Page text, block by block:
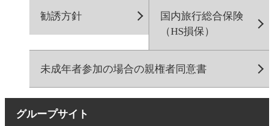
勧誘方針
国内旅行総合保険
（HS損保）
未成年者参加の場合の親権者同意書
グループサイト